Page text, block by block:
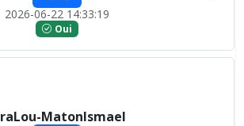
2026-06-22 14:33:19
Oui
MatonIsmael